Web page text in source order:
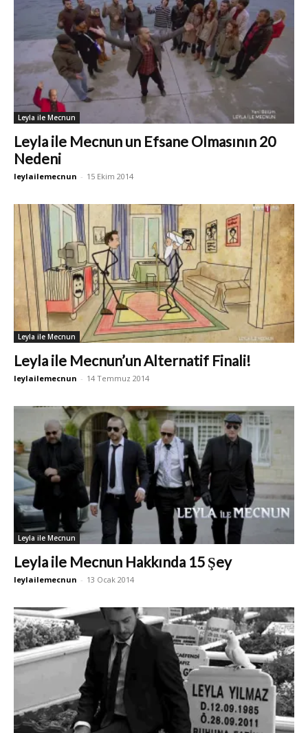
Leyla ile Mecnun
Leyla ile Mecnun un Efsane Olmasının 20
Nedeni
leylailemecnun - 15 Ekim 2014
Leyla ile Mecnun
Leyla ile Mecnun’un Alternatif Finali!
leylailemecnun - 14 Temmuz 2014
Leyla ile Mecnun
Leyla ile Mecnun Hakkında 15 Şey
leylailemecnun - 13 Ocak 2014